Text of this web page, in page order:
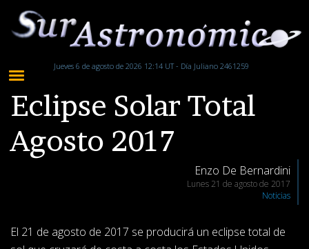
Jueves 6 de agosto de 2026 12:14 UT - Día Juliano 2461259
Eclipse Solar Total
Agosto 2017
Enzo De Bernardini
Lunes 21 de agosto de 2017
Noticias
El 21 de agosto de 2017 se producirá un eclipse total de